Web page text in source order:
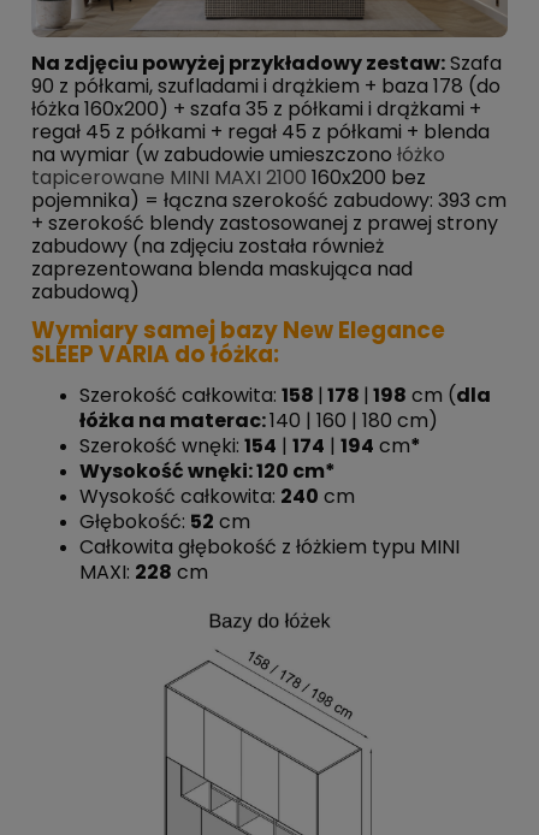
Na zdjęciu powyżej przykładowy zestaw:Szafa
90 z półkami, szufladami i drążkiem + baza 178 (do
łóżka 160x200) + szafa 35 z półkami i drążkami +
regał 45 z półkami + regał 45 z półkami + blenda
na wymiar (w zabudowie umieszczono łóżko
tapicerowane MINI MAXI 2100 160x200 bez
pojemnika) = łączna szerokość zabudowy: 393 cm
+ szerokość blendy zastosowanej z prawej strony
zabudowy (na zdjęciu została również
zaprezentowana blenda maskująca nad
zabudową)
Wymiary samej bazy New Elegance
SLEEP VARIA do łóżka:
Szerokość całkowita: 158 | 178 | 198 cm (dla
łóżka na materac:140 | 160 | 180 cm)
Szerokość wnęki: 154 | 174 | 194 cm*
Wysokość wnęki: 120 cm*
Wysokość całkowita: 240 cm
Głębokość: 52 cm
Całkowita głębokość z łóżkiem typu MINI
MAXI: 228 cm